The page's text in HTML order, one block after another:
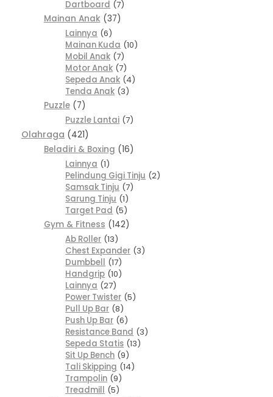
Dartboard 7
Mainan Anak
37
Lainnya 6
Mainan Kuda 10
Mobil Anak 7
Motor Anak 7
Sepeda Anak 4
Tenda Anak 3
Puzzle
7
Puzzle Lantai 7
Olahraga 421
Beladiri & Boxing
16
Lainnya 1
Pelindung Gigi Tinju 2
Samsak Tinju 7
Sarung Tinju 1
Target Pad 5
Gym & Fitness
142
Ab Roller 13
Chest Expander 3
Dumbbell 17
Handgrip 10
Lainnya 27
Power Twister 5
Pull Up Bar 8
Push Up Bar 6
Resistance Band 3
Sepeda Statis 13
Sit Up Bench 9
Tali Skipping 14
Trampolin 9
Treadmill 5